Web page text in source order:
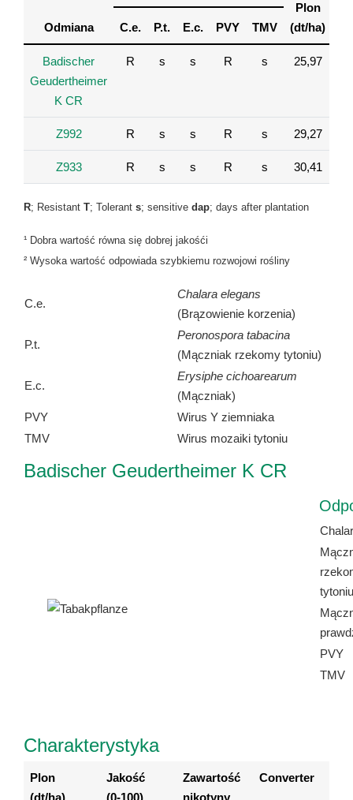
Odmiana
Plon
(dt/ha)
C.e. P.t. E.c. PVY TMV
Badischer
Geudertheimer
K CR
R s s R s 25,97
Z992 R s s R s 29,27
Z933 R s s R s 30,41
R; Resistant T; Tolerant s; sensitive dap; days after plantation
¹ Dobra wartość równa się dobrej jakośći
² Wysoka wartość odpowiada szybkiemu rozwojowi rośliny
C.e.
Chalara elegans
(Brązowienie korzenia)
P.t.
Peronospora tabacina
(Mączniak rzekomy tytoniu)
E.c.
Erysiphe cichoarearum
(Mączniak)
PVY
Wirus Y ziemniaka
TMV
Wirus mozaiki tytoniu
Badischer Geudertheimer K CR
tytoniu
PVY
TMV
Charakterystyka
Plon
Jakość
Zawartość
Converter